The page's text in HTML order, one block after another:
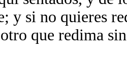
y si no quieres
que redima